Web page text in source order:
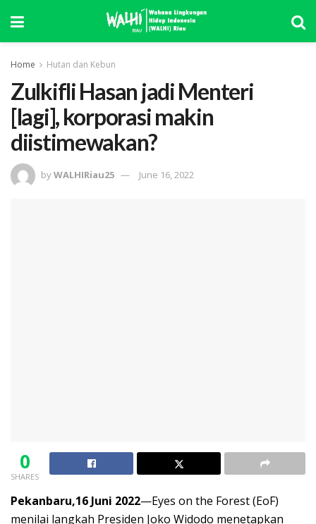
Home Hutan dan Kebun
Zulkifli Hasan jadi Menteri
[lagi], korporasi makin
diistimewakan?
byWALHIRiau25 June 16, 2022
0
SHARES
Pekanbaru,16 Juni 2022—Eyes on the Forest (EoF)
menilai langkah Presiden Joko Widodo menetapkan